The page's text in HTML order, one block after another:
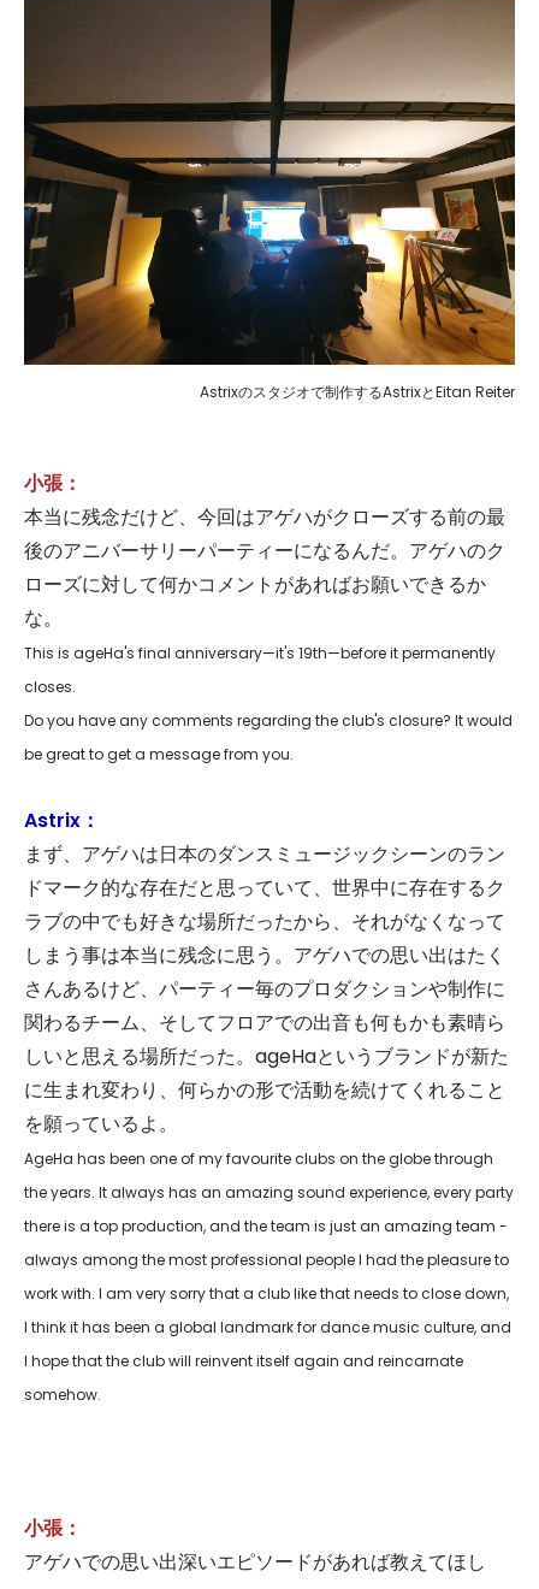
Astrixのスタジオで制作するAstrixとEitan Reiter
小張：
本当に残念だけど、今回はアゲハがクローズする前の最
後のアニバーサリーパーティーになるんだ。アゲハのク
ローズに対して何かコメントがあればお願いできるか
な。
This is ageHa's final anniversary—it's 19th—before it permanently
closes.
Do you have any comments regarding the club's closure? It would
be great to get a message from you.
Astrix：
まず、アゲハは日本のダンスミュージックシーンのラン
ドマーク的な存在だと思っていて、世界中に存在するク
ラブの中でも好きな場所だったから、それがなくなって
しまう事は本当に残念に思う。アゲハでの思い出はたく
さんあるけど、パーティー毎のプロダクションや制作に
関わるチーム、そしてフロアでの出音も何もかも素晴ら
しいと思える場所だった。ageHaというブランドが新た
に生まれ変わり、何らかの形で活動を続けてくれること
を願っているよ。
AgeHa has been one of my favourite clubs on the globe through
the years. It always has an amazing sound experience, every party
there is a top production, and the team is just an amazing team -
always among the most professional people I had the pleasure to
work with. I am very sorry that a club like that needs to close down,
I think it has been a global landmark for dance music culture, and
I hope that the club will reinvent itself again and reincarnate
somehow.
小張：
アゲハでの思い出深いエピソードがあれば教えてほし